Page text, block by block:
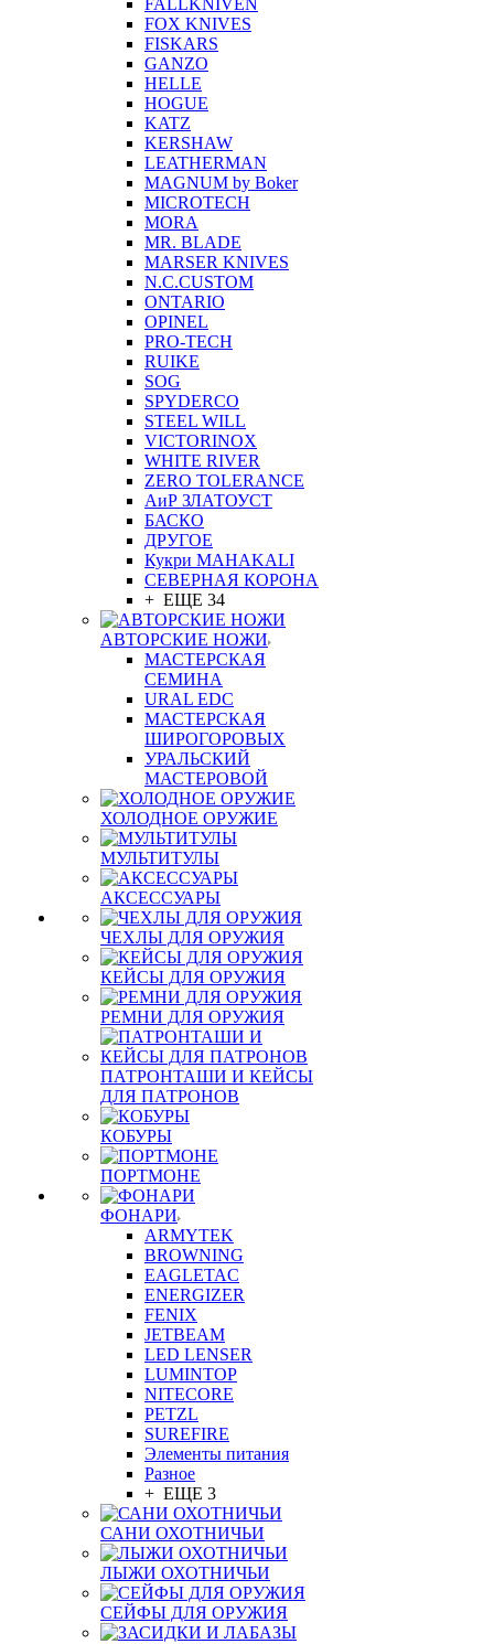
FALLKNIVEN
FOX KNIVES
FISKARS
GANZO
HELLE
HOGUE
KATZ
KERSHAW
LEATHERMAN
MAGNUM by Boker
MICROTECH
MORA
MR. BLADE
MARSER KNIVES
N.C.CUSTOM
ONTARIO
OPINEL
PRO-TECH
RUIKE
SOG
SPYDERCO
STEEL WILL
VICTORINOX
WHITE RIVER
ZERO TOLERANCE
АиР ЗЛАТОУСТ
БАСКО
ДРУГОЕ
Кукри MAHAKALI
СЕВЕРНАЯ КОРОНА
+ ЕЩЕ 34
АВТОРСКИЕ НОЖИ
МАСТЕРСКАЯ
СЕМИНА
URAL EDC
МАСТЕРСКАЯ
ШИРОГОРОВЫХ
УРАЛЬСКИЙ
МАСТЕРОВОЙ
ХОЛОДНОЕ ОРУЖИЕ
МУЛЬТИТУЛЫ
АКСЕССУАРЫ
ЧЕХЛЫ ДЛЯ ОРУЖИЯ
КЕЙСЫ ДЛЯ ОРУЖИЯ
РЕМНИ ДЛЯ ОРУЖИЯ
ПАТРОНТАШИ И КЕЙСЫ
ДЛЯ ПАТРОНОВ
КОБУРЫ
ПОРТМОНЕ
ФОНАРИ
ARMYTEK
BROWNING
EAGLETAC
ENERGIZER
FENIX
JETBEAM
LED LENSER
LUMINTOP
NITECORE
PETZL
SUREFIRE
Элементы питания
Разное
+ ЕЩЕ 3
САНИ ОХОТНИЧЬИ
ЛЫЖИ ОХОТНИЧЬИ
СЕЙФЫ ДЛЯ ОРУЖИЯ